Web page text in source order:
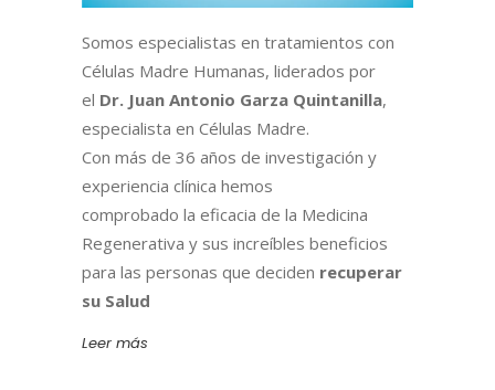
Somos especialistas en tratamientos con
Células Madre Humanas, liderados por
el Dr. Juan Antonio Garza Quintanilla,
especialista en Células Madre.
Con más de 36 años de investigación y
experiencia clínica hemos
comprobado la eficacia de la Medicina
Regenerativa y sus increíbles beneficios
para las personas que deciden recuperar
su Salud
Leer más